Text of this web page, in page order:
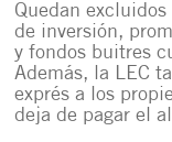
Quedan
de inversión,
y fondos buitres
Además, la LEC
exprés a los
deja de pagar el